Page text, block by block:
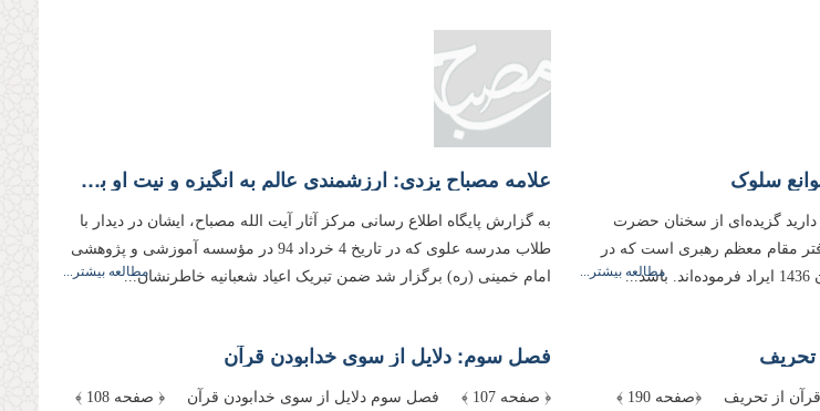
سلوک
گزیده‌ای از سخنان حضرت
مقام معظم رهبری است كه در
مطالعه بیشتر...
علامه مصباح یزدی: ارزشمندی عالم به انگیزه و نیت او بستگی دارد
به گزارش پایگاه اطلاع رسانی مرکز آثار آیت الله مصباح، ایشان در دیدار با
طلاب مدرسه علوی که در تاریخ 4 خرداد 94 در مؤسسه آموزشی و پژوهشی
امام خمینی (ره) برگزار شد ضمن تبریک اعیاد شعبانیه خاطرنشان...مطالعه بیشتر...
﴿صفحه 189 ﴾ فصل چهارم مصونیت قرآن از تحریف ﴿صفحه 190 ﴾
فصل سوم: دلایل از سوى خدابودن قرآن
﴿ صفحه 107 ﴾ فصل سوم دلایل از سوى خدابودن قرآن ﴿ صفحه 108 ﴾